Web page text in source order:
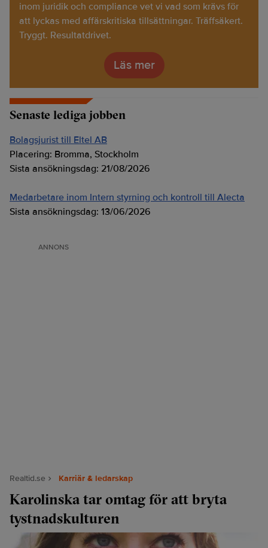
inom juridik och compliance vet vi vad som krävs för
att lyckas med affärskritiska tillsättningar. Träffsäkert.
Tryggt. Resultatdrivet.
Läs mer
Senaste lediga jobben
Bolagsjurist till Eltel AB
Placering: Bromma, Stockholm
Sista ansökningsdag: 21/08/2026
Medarbetare inom Intern styrning och kontroll till Alecta
Sista ansökningsdag: 13/06/2026
ANNONS
Realtid.se Karriär & ledarskap
Karolinska tar omtag för att bryta
tystnadskulturen